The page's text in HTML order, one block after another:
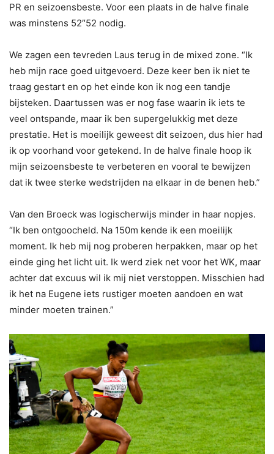
PR en seizoensbeste. Voor een plaats in de halve finale
was minstens 52″52 nodig.
We zagen een tevreden Laus terug in de mixed zone. “Ik
heb mijn race goed uitgevoerd. Deze keer ben ik niet te
traag gestart en op het einde kon ik nog een tandje
bijsteken. Daartussen was er nog fase waarin ik iets te
veel ontspande, maar ik ben supergelukkig met deze
prestatie. Het is moeilijk geweest dit seizoen, dus hier had
ik op voorhand voor getekend. In de halve finale hoop ik
mijn seizoensbeste te verbeteren en vooral te bewijzen
dat ik twee sterke wedstrijden na elkaar in de benen heb.”
Van den Broeck was logischerwijs minder in haar nopjes.
“Ik ben ontgoocheld. Na 150m kende ik een moeilijk
moment. Ik heb mij nog proberen herpakken, maar op het
einde ging het licht uit. Ik werd ziek net voor het WK, maar
achter dat excuus wil ik mij niet verstoppen. Misschien had
ik het na Eugene iets rustiger moeten aandoen en wat
minder moeten trainen.”